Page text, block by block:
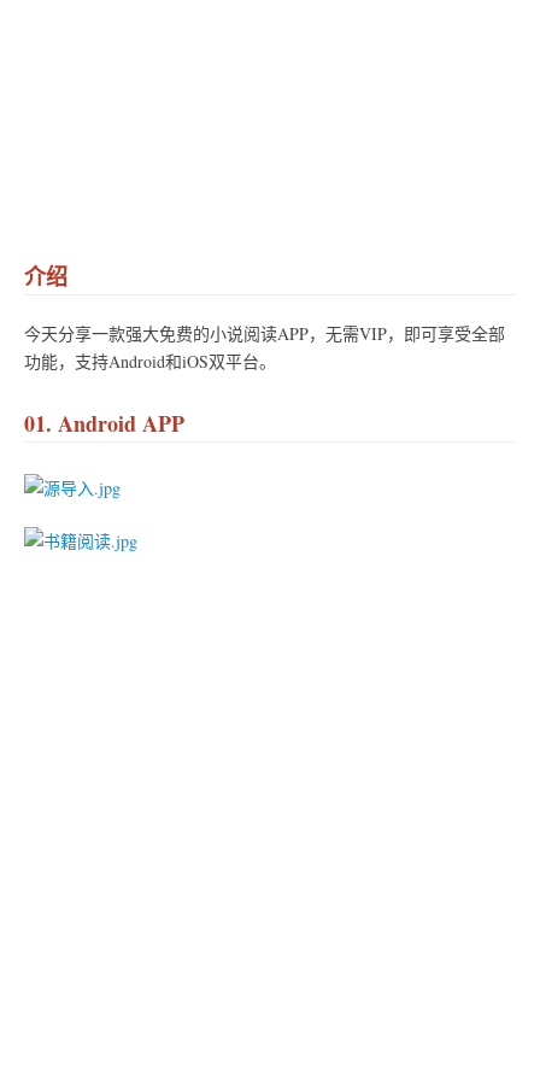
介绍
今天分享一款强大免费的小说阅读APP，无需VIP，即可享受全部
功能，支持Android和iOS双平台。
01. Android APP